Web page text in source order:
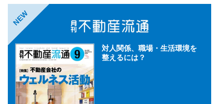
NEW
対人関係、職場・生活環境を
整えるには？